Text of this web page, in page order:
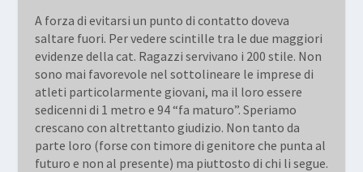
A forza di evitarsi un punto di contatto doveva
saltare fuori. Per vedere scintille tra le due maggiori
evidenze della cat. Ragazzi servivano i 200 stile. Non
sono mai favorevole nel sottolineare le imprese di
atleti particolarmente giovani, ma il loro essere
sedicenni di 1 metro e 94 “fa maturo”. Speriamo
crescano con altrettanto giudizio. Non tanto da
parte loro (forse con timore di genitore che punta al
futuro e non al presente) ma piuttosto di chi li segue.